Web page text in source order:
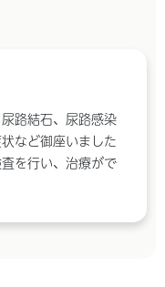
路結石、尿路感染
など御座いました
を行い、治療がで